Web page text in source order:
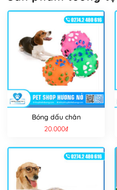
Bóng dấu chân
20.000₫